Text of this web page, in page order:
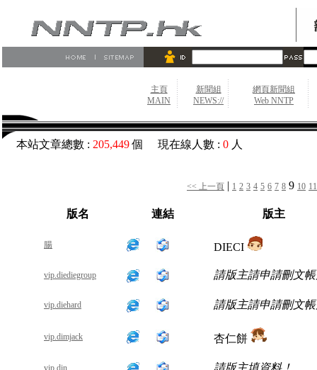
主頁
MAIN
新聞組
NEWS://
網頁新聞組
Web NNTP
本站文章總數 : 205,449個 現在線人數 : 0 人
<< 上一頁 | 1 2 3 4 5 6 7 8 9 10 11
版名 連結 版主
腸 DIECI
vip.diediegroup 請版主請申請刪文
vip.diehard 請版主請申請刪文
vip.dimjack 杏仁餅
vip.din 請版主填資料！